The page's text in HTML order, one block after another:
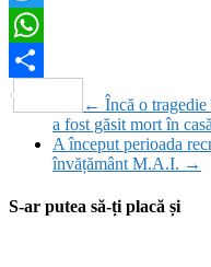
Twitter
WhatsApp
Partajează
← Încă o
a fost găsit mort în casă
A început perioada
învățământ M.A.I. →
S-ar putea să-ți placă și